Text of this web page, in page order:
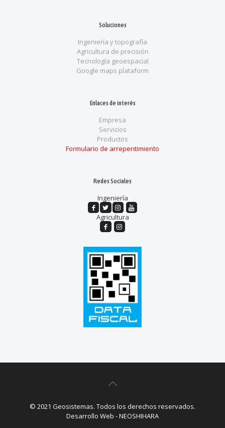
Soluciones
Ingeniería y topografía
Agricultura de precisión
Tecnología geoespacial
Google maps plataform
Enlaces de interés
Empresa
Servicios
Productos
Formulario de arrepentimiento
Redes Sociales
Ingeniería
Agricultura
© 2021 Geosistemas. Todos los derechos reservados.
Desarrollo Web - NEOSHIHARA